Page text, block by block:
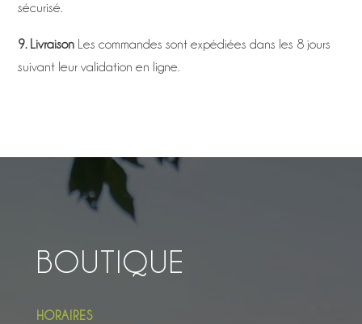
sécurisé.
9. Livraison Les commandes sont expédiées dans les 8 jours
suivant leur validation en ligne.
BOUTIQUE
HORAIRES